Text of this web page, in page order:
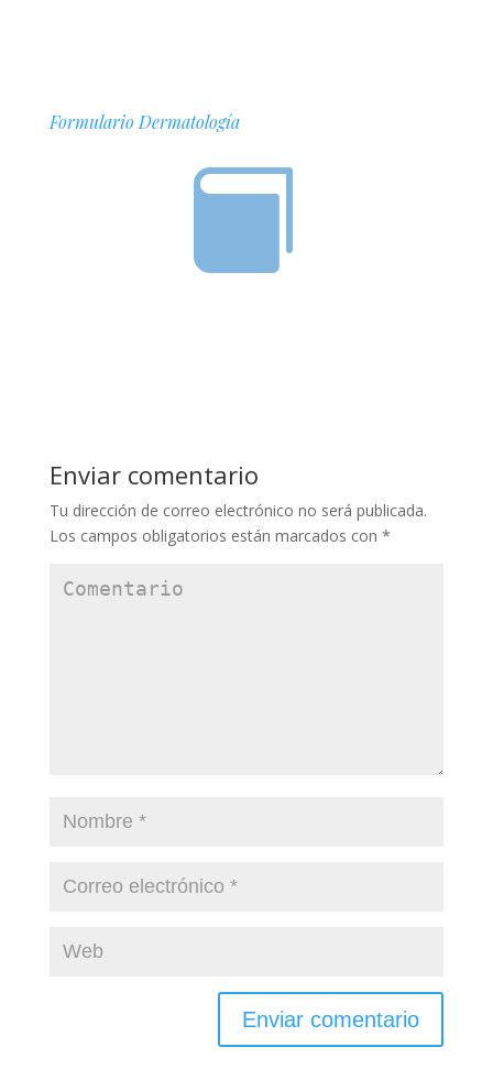
Formulario Dermatología

Enviar comentario
Tu dirección de correo electrónico no será publicada.
Los campos obligatorios están marcados con *